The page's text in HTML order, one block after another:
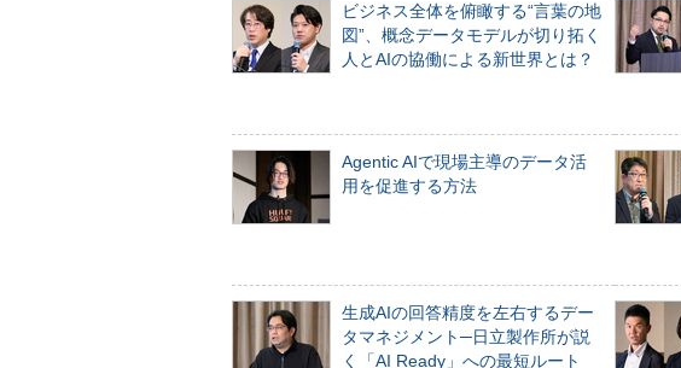
ビジネス全体を俯瞰する“言葉の地
図”、概念データモデルが切り拓く
人とAIの協働による新世界とは？
Agentic AIで現場主導のデータ活
用を促進する方法
生成AIの回答精度を左右するデー
タマネジメント─日立製作所が説
く「AI Ready」への最短ルート